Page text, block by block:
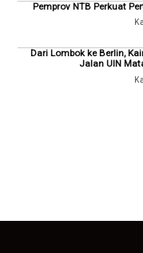
Pemprov NTB Perkuat
Dari Lombok ke Berlin,
Jalan UIN